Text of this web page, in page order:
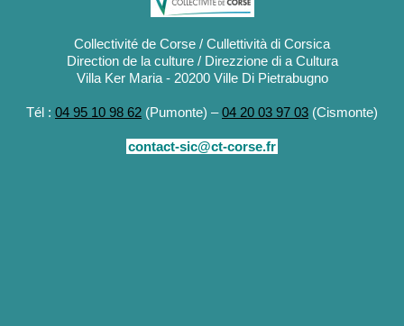
Collectivité de Corse / Cullettività di Corsica
Direction de la culture / Direzzione di a Cultura
Villa Ker Maria - 20200 Ville Di Pietrabugno
Tél : 04 95 10 98 62 (Pumonte) –04 20 03 97 03 (Cismonte)
contact-sic@ct-corse.fr